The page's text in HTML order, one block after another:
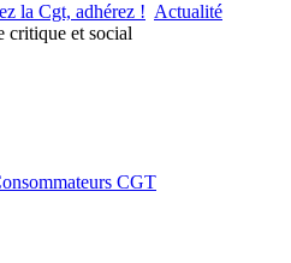
la Cgt, adhérez ! Actualité
critique et social
CGT